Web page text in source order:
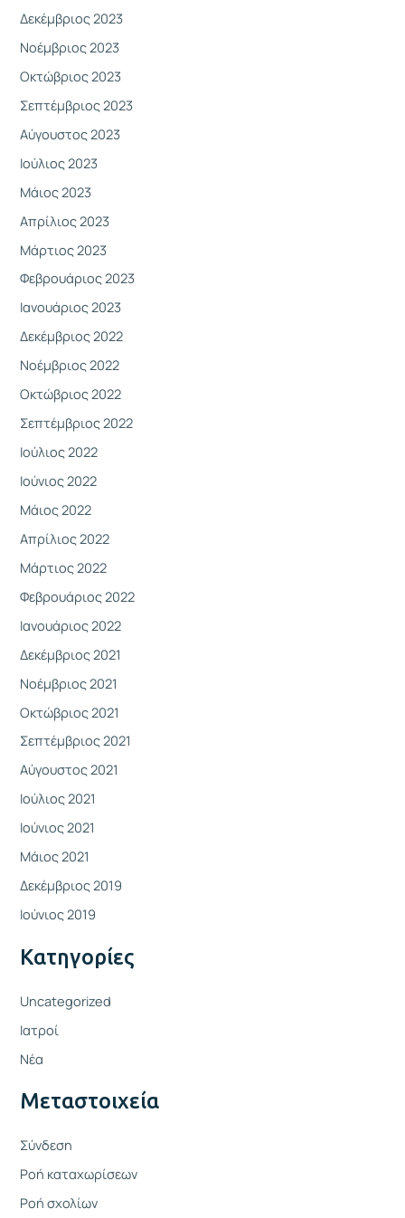
Δεκέμβριος 2023
Νοέμβριος 2023
Οκτώβριος 2023
Σεπτέμβριος 2023
Αύγουστος 2023
Ιούλιος 2023
Μάιος 2023
Απρίλιος 2023
Μάρτιος 2023
Φεβρουάριος 2023
Ιανουάριος 2023
Δεκέμβριος 2022
Νοέμβριος 2022
Οκτώβριος 2022
Σεπτέμβριος 2022
Ιούλιος 2022
Ιούνιος 2022
Μάιος 2022
Απρίλιος 2022
Μάρτιος 2022
Φεβρουάριος 2022
Ιανουάριος 2022
Δεκέμβριος 2021
Νοέμβριος 2021
Οκτώβριος 2021
Σεπτέμβριος 2021
Αύγουστος 2021
Ιούλιος 2021
Ιούνιος 2021
Μάιος 2021
Δεκέμβριος 2019
Ιούνιος 2019
Kατηγορίες
Uncategorized
Ιατροί
Νέα
Μεταστοιχεία
Σύνδεση
Ροή καταχωρίσεων
Ροή σχολίων